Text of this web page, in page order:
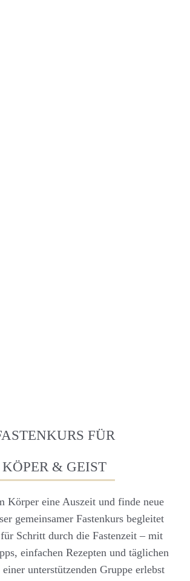
FÜR
KÖPER & GEIST
Körper eine Auszeit und finde neue
gemeinsamer Fastenkurs begleitet
Schritt durch die Fastenzeit – mit
einfachen Rezepten und täglichen
unterstützenden Gruppe erlebst